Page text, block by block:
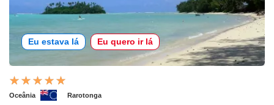
Eu estava lá Eu quero ir lá
Oceânia Rarotonga